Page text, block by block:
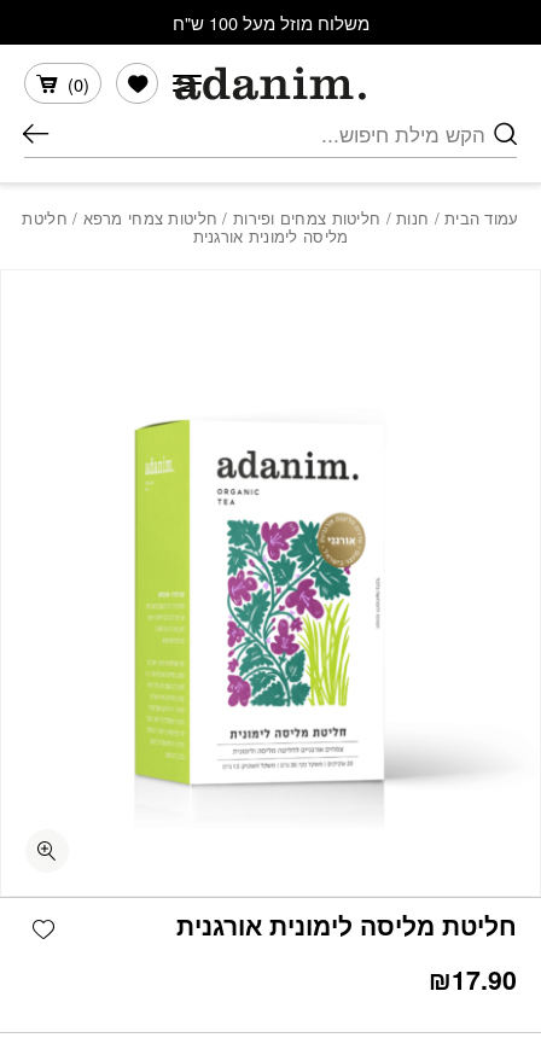
משלוח מוזל מעל 100 ש"ח
חיפוש
(
0
)
הרשימה שלי
עמוד הבית/ חנות/ חליטות צמחים ופירות / חליטות צמחי מרפא / חליטת
מליסה לימונית אורגנית
חליטת מליסה לימונית אורגנית
₪17.90
כמות חליטת מליסה לימונית אורגנית